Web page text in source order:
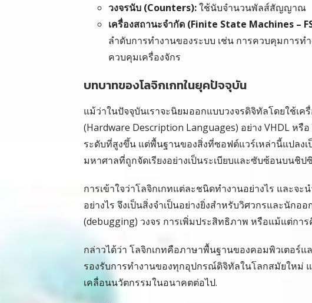
วงจรนับ (Counters):ใช้นับจำนวนพัลส์สัญญาณ
เครื่องสถานะจำกัด (Finite State Machines –
ลำดับการทำงานของระบบ เช่น การควบคุมการท
ควบคุมเครื่องจักร
บทบาทของโลจิกเกทในยุคปัจจุบัน
แม้ว่าในปัจจุบันเราจะนิยมออกแบบวงจรดิจิทัลโดยใช้เ
(Hardware Description Languages) อย่าง VHDL หรื
ระดับที่สูงขึ้น แต่พื้นฐานของสิ่งที่ซอฟต์แวร์เหล่านี้แปลงเ
มหาศาลที่ถูกจัดเรียงอย่างเป็นระเบียบและซับซ้อนบนชิ
การเข้าใจว่าโลจิกเกทแต่ละชนิดทำงานอย่างไร และจ
อย่างไร จึงเป็นสิ่งจำเป็นอย่างยิ่งสำหรับวิศวกรและนัก
(debugging) วงจร การเพิ่มประสิทธิภาพ หรือแม้แต่กา
กล่าวได้ว่า โลจิกเกทคือภาษาพื้นฐานของคอมพิวเตอร์
รองรับการทำงานของทุกอุปกรณ์ดิจิทัลในโลกสมัยใหม่
เคลื่อนนวัตกรรมในอนาคตต่อไป.